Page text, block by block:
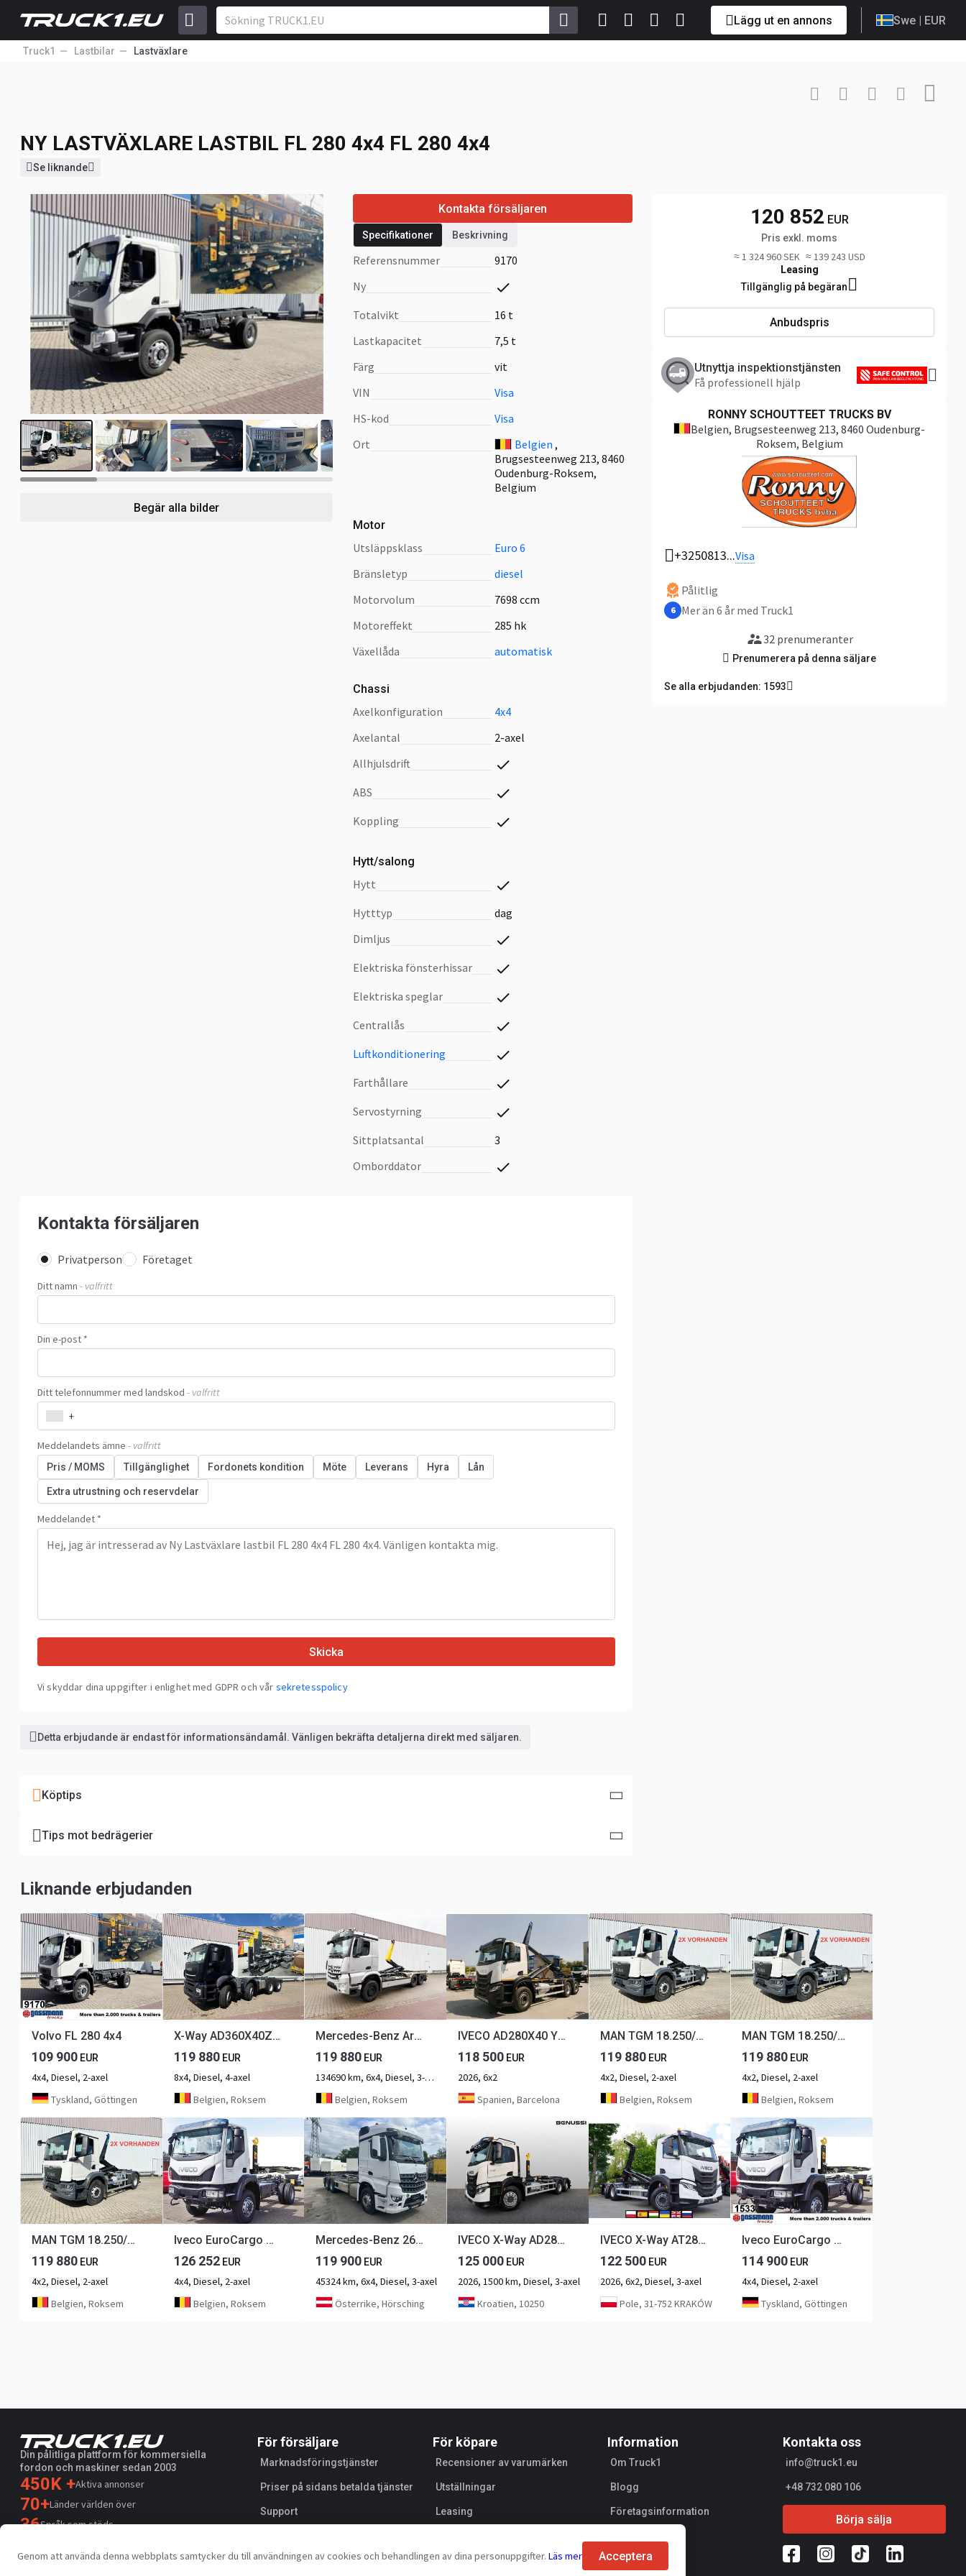
Lägg ut en annons Swe | EUR
Truck1 Lastbilar Lastväxlare
+3250813... Visa
NY LASTVÄXLARE LASTBIL FL 280 4x4 FL 280 4x4
Se liknande
15
Begär alla bilder
Kontakta försäljaren
Specifikationer Beskrivning
Referensnummer
9170
Ny
Totalvikt
16 t
Lastkapacitet
7,5 t
Färg
vit
VIN
Visa
HS-kod
Visa
Ort
Belgien ,
Brugsesteenweg 213, 8460
Oudenburg-Roksem,
Belgium
Motor
utsläppsklass
Euro 6
bränsletyp
diesel
motorvolum
7698 ccm
motoreffekt
285 hk
växellåda
automatisk
Chassi
axelkonfiguration
4x4
axelantal
2-axel
allhjulsdrift
ABS
koppling
Hytt/salong
hytt
hytttyp
dag
dimljus
elektriska fönsterhissar
elektriska speglar
centrallås
luftkonditionering
farthållare
servostyrning
sittplatsantal
3
omborddator
Kontakta försäljaren
Privatperson Företaget
Ditt namn - valfritt
Din e-post *
Ditt telefonnummer med landskod - valfritt
+
Meddelandets ämne - valfritt
Pris / MOMS Tillgänglighet Fordonets kondition Möte Leverans Hyra Lån
Extra utrustning och reservdelar
Meddelandet *
Skicka
Vi skyddar dina uppgifter i enlighet med GDPR och vår sekretesspolicy
Detta erbjudande är endast för informationsändamål. Vänligen bekräfta detaljerna direkt med säljaren.
Köptips
Tips mot bedrägerier
120 852 EUR
Pris exkl. moms
≈ 1 324 960 SEK ≈ 139 243 USD
Leasing
Tillgänglig på begäran
Anbudspris
Utnyttja inspektionstjänsten
Få professionell hjälp
RONNY SCHOUTTEET TRUCKS BV
Belgien, Brugsesteenweg 213, 8460 Oudenburg-
Roksem, Belgium
+3250813...Visa
Pålitlig
6
Mer än 6 år med Truck1
32 prenumeranter
Prenumerera på denna säljare
Se alla erbjudanden: 1593
Liknande erbjudanden
Volvo FL 280 4x4
109 900 EUR
4x4, Diesel, 2-axel
Tyskland, Göttingen
X-Way AD360X40Z/P 8x4 X-Way AD360X40Z/P 8x4
119 880EUR
8x4, Diesel, 4-axel
Belgien, Roksem
Mercedes-Benz Arocs 3351 LK 6x4 Arocs 3351 LK 6x4, Bi-Xenon
119 880 EUR
134690 km, 6x4, Diesel, 3-axel
Belgien, Roksem
IVECO AD280X40 YPS ON X-WAY
118 500EUR
2026, 6x2
Spanien, Barcelona
MAN TGM 18.250/340 4x2 BL CH TGM 18.250/340 4x2 BL CH, Funk, 2x VORHANDEN
119 880EUR
4x2, Diesel, 2-axel
Belgien, Roksem
MAN TGM 18.250/340 4x2 BL CH TGM 18.250/340 4x2 BL CH, Funk
119 880 EUR
4x2, Diesel, 2-axel
Belgien, Roksem
MAN TGM 18.250/340 4x2 BL CH TGM 18.250/340 4x2 BL CH, Funk
119 880 EUR
4x2, Diesel, 2-axel
Belgien, Roksem
Iveco EuroCargo ML150E32W 4x4 EuroCargo ML150E32W 4x4
126 252EUR
4x4, Diesel, 2-axel
Belgien, Roksem
Mercedes-Benz 2645, 6x4 ,HYVA Aufbau ,Euro6
119 900 EUR
45324 km, 6x4, Diesel, 3-axel
Österrike, Hörsching
IVECO X-Way AD280X46Y/PS HR ON+
125 000EUR
2026, 1500 km, Diesel, 3-axel
Kroatien, 10250
IVECO X-Way AT280X46Y/PS / 2026 / no mileage / HIAB 21 t hooklift
122 500EUR
2026, 6x2, Diesel, 3-axel
Pole, 31-752 KRAKÓW
Iveco EuroCargo ML150E32W 4x4
114 900 EUR
4x4, Diesel, 2-axel
Tyskland, Göttingen
Din pålitliga plattform för kommersiella
fordon och maskiner sedan 2003
450K +Aktiva annonser
70+Länder världen över
36Språk som stöds
4.7/5
Trustpilot
För försäljare
Marknadsföringstjänster
Priser på sidans betalda tjänster
Support
För köpare
Recensioner av varumärken
Utställningar
Leasing
Information
Om Truck1
Blogg
Företagsinformation
Kontakta oss
info@truck1.eu
+48 732 080 106
Börja sälja
Genom att använda denna webbplats samtycker du till användningen av cookies och behandlingen av dina personuppgifter. Läs mer Acceptera